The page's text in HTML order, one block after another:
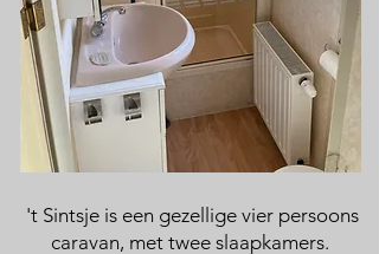
't Sintsje is een gezellige vier persoons
caravan, met twee slaapkamers.